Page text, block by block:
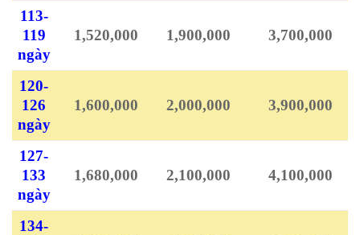
113-
119
ngày
1,520,000 1,900,000 3,700,000
120-
126
ngày
1,600,000 2,000,000 3,900,000
127-
133
ngày
1,680,000 2,100,000 4,100,000
134-